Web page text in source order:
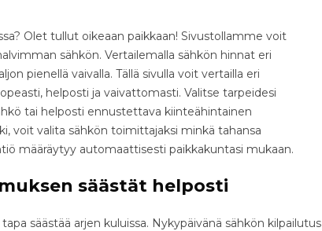
Olet tullut oikeaan paikkaan! Sivustollamme voit
sähkön. Vertailemalla sähkön hinnat eri
pienellä vaivalla. Tällä sivulla voit vertailla eri
helposti ja vaivattomasti. Valitse tarpeidesi
tai helposti ennustettava kiinteähintainen
voit valita sähkön toimittajaksi minkä tahansa
määräytyy automaattisesti paikkakuntasi mukaan.
säästät helposti
säästää arjen kuluissa. Nykypäivänä sähkön kilpailutus